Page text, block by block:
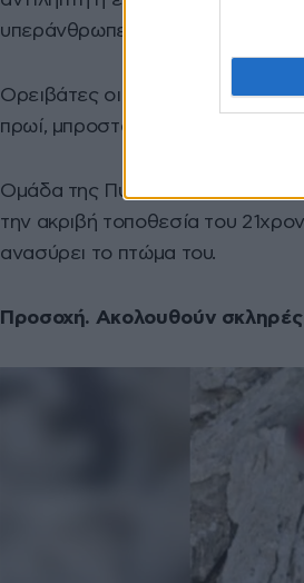
υπεράνθρωπες προσπάθειες για
Ορειβάτες οι οποίοι
πρωί, μπροστά στο σώμα του
Ομάδα της Πυροσβεστικής από
την ακριβή τοποθεσία του
ανασύρει το πτώμα του.
Προσοχή. Ακολουθούν